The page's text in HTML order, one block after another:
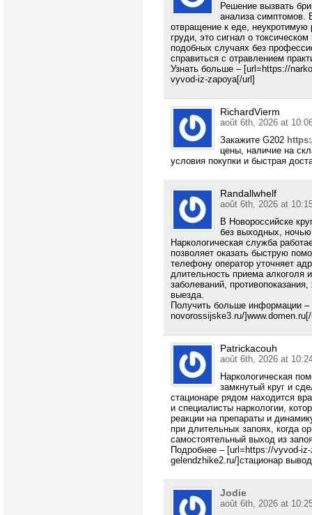
Решение вызвать
анализа симптомов.
отвращение к еде,
груди, это сигнал о
подобных случаях без
справиться с отравлением
Узнать больше – [url=https://
vyvod-iz-zapoya[/url]
RichardVierm
août 6th, 2026 at
Закажите G202
цены, наличие на
условия покупки и быстрая
Randallwhelf
août 6th, 2026 at
В Новороссийске
без выходных,
Наркологическая служба
позволяет оказать быструю
телефону оператор уточняет
длительность приема алкоголя
заболеваний,
выезда.
Получить больше информации
novorossijske3.ru/
Patrickacouh
août 6th, 2026 at
Наркологическая
замкнутый круг и
стационаре рядом находится
и специалисты наркологии,
реакции на препараты и
при длительных запоях, когда
самостоятельный выход из
Подробнее – [url=https://vyvod-
gelendzhike2.ru/]стационар
Jodie
août 6th, 2026 at